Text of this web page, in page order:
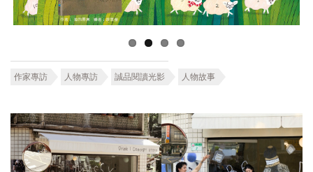
作家專訪 人物專訪 誠品閱讀光影 人物故事